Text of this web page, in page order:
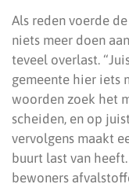
Als reden voerde
niets meer doen
teveel overlast.
gemeente hier iets
woorden zoek het
scheiden, en op
vervolgens maakt
buurt last van
bewoners